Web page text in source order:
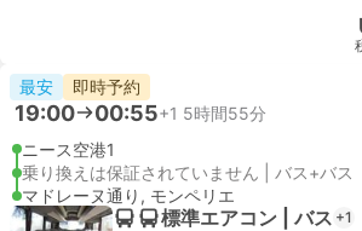
最安 即時予約
19:00 00:55+1 5時間55分
ニース空港1
乗り換えは保証されていません | バス+バス
マドレーヌ通り, モンペリエ
標準エアコン | バス +1